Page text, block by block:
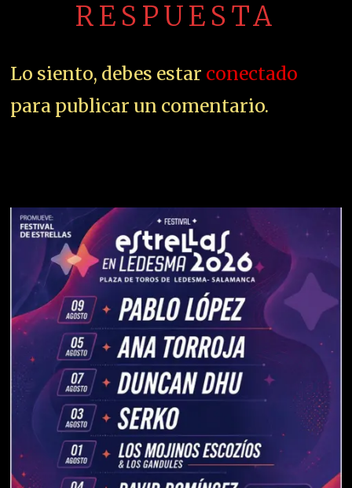
RESPUESTA
Lo siento, debes estar conectado
para publicar un comentario.